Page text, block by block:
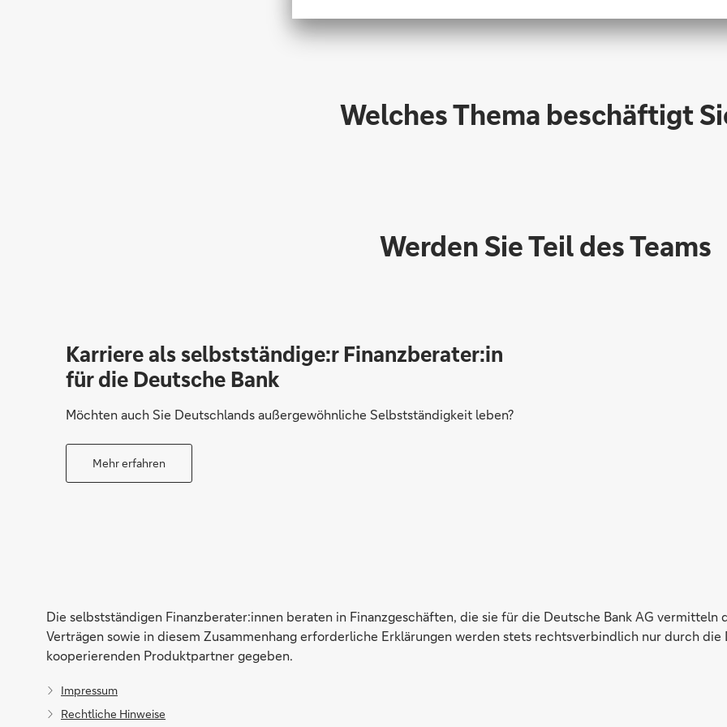
Welches Thema beschäftigt
Werden Sie Teil des Teams
Karriere als selbstständige:r Finanzberater:in
für die Deutsche Bank
Möchten auch Sie Deutschlands außergewöhnliche Selbstständigkeit leben?
Mehr erfahren
Die selbstständigen Finanzberater:innen beraten in Finanzgeschäften, die sie für die Deutsche Bank AG
Verträgen sowie in diesem Zusammenhang erforderliche Erklärungen werden stets rechtsverbindlich nur durch
kooperierenden Produktpartner gegeben.
Impressum
Rechtliche Hinweise